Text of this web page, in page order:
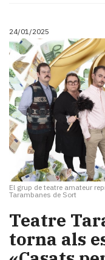
24/01/2025
El grup de teatre amateur
Tarambanes de Sort
Teatre
torna als